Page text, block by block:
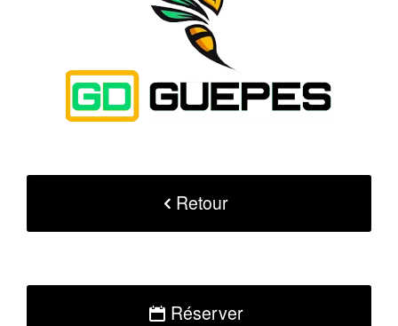
Retour
Réserver